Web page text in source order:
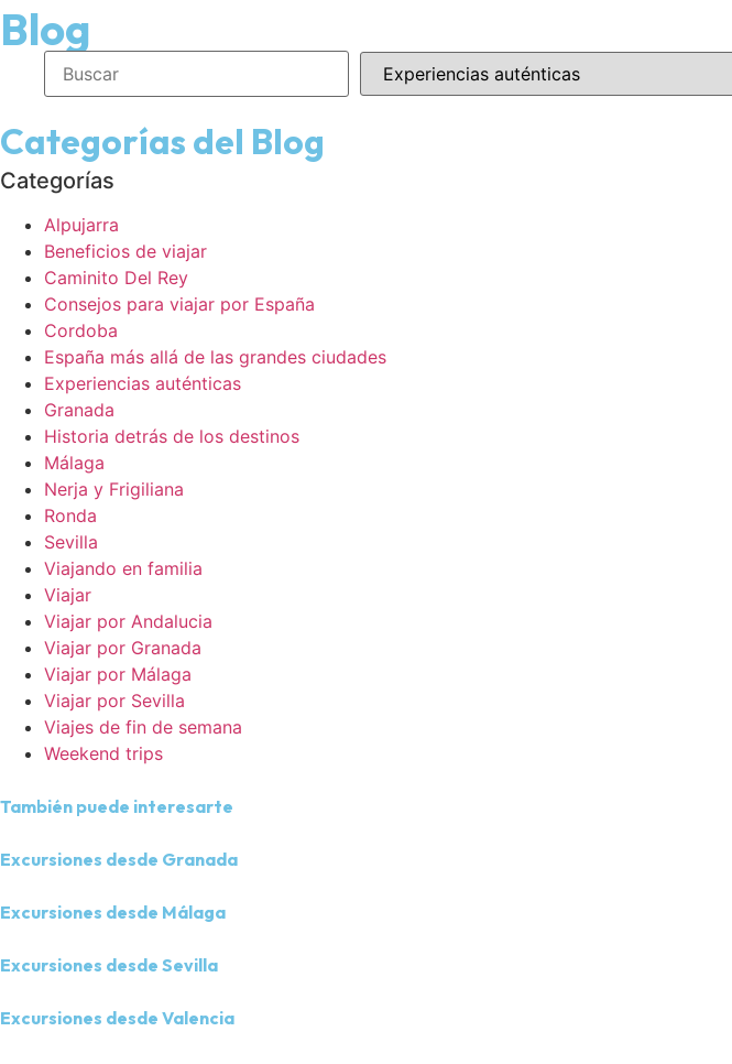
Blog
Categorías del Blog
Categorías
Alpujarra
Beneficios de viajar
Caminito Del Rey
Consejos para viajar por España
Cordoba
España más allá de las grandes ciudades
Experiencias auténticas
Granada
Historia detrás de los destinos
Málaga
Nerja y Frigiliana
Ronda
Sevilla
Viajando en familia
Viajar
Viajar por Andalucia
Viajar por Granada
Viajar por Málaga
Viajar por Sevilla
Viajes de fin de semana
Weekend trips
También puede interesarte
Excursiones desde Granada
Excursiones desde Málaga
Excursiones desde Sevilla
Excursiones desde Valencia